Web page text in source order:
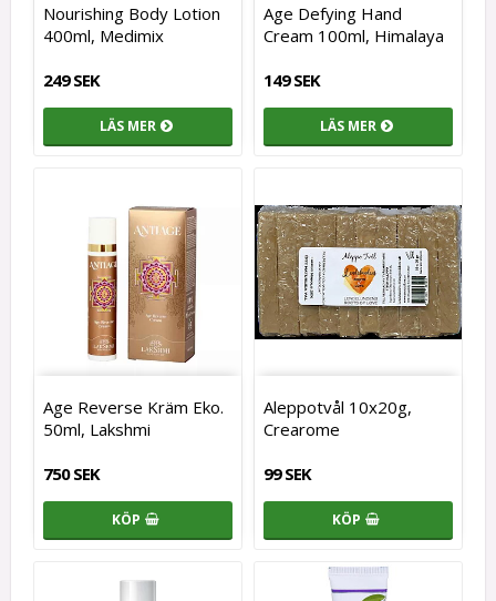
Nourishing Body Lotion
400ml, Medimix
249 SEK
LÄS MER
Age Defying Hand
Cream 100ml, Himalaya
149 SEK
LÄS MER
Age Reverse Kräm Eko.
50ml, Lakshmi
750 SEK
KÖP
Aleppotvål 10x20g,
Crearome
99 SEK
KÖP